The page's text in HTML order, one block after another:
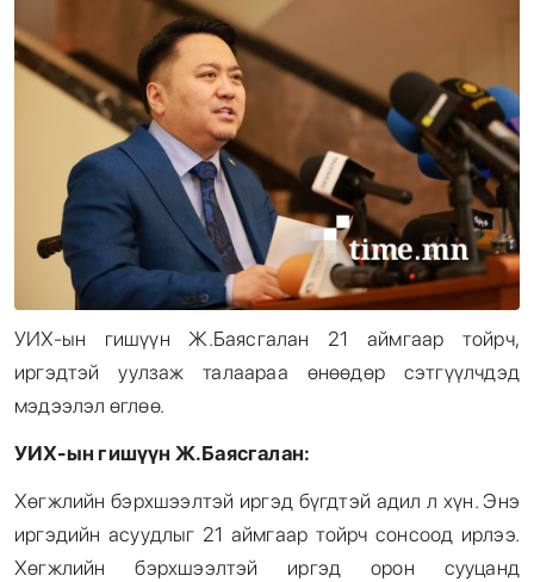
УИХ-ын гишүүн Ж.Баясгалан 21 аймгаар тойрч,
иргэдтэй уулзаж талаараа өнөөдөр сэтгүүлчдэд
мэдээлэл өглөө.
УИХ-ын гишүүн Ж.Баясгалан:
Хөгжлийн бэрхшээлтэй иргэд бүгдтэй адил л хүн. Энэ
иргэдийн асуудлыг 21 аймгаар тойрч сонсоод ирлээ.
Хөгжлийн бэрхшээлтэй иргэд орон сууцанд